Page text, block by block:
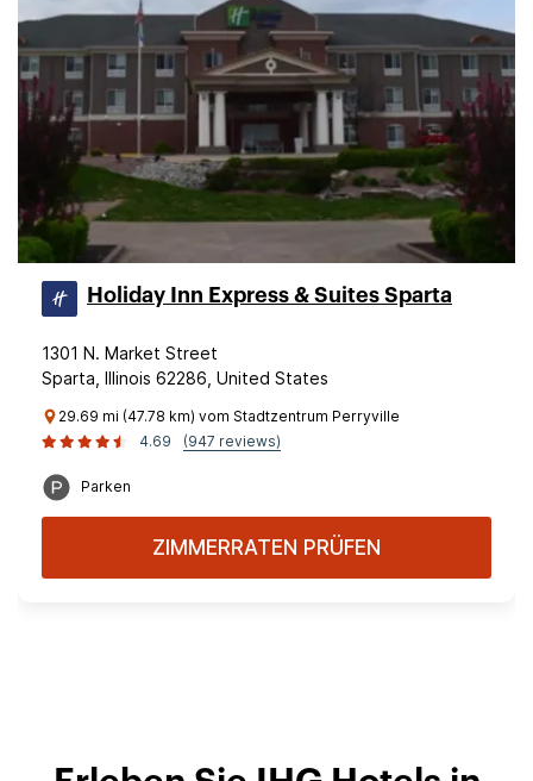
Holiday Inn Express & Suites Sparta
1301 N. Market Street
Sparta, Illinois 62286, United States
29.69 mi (47.78 km) vom Stadtzentrum Perryville
4.69
(947 reviews)
Parken
ZIMMERRATEN PRÜFEN